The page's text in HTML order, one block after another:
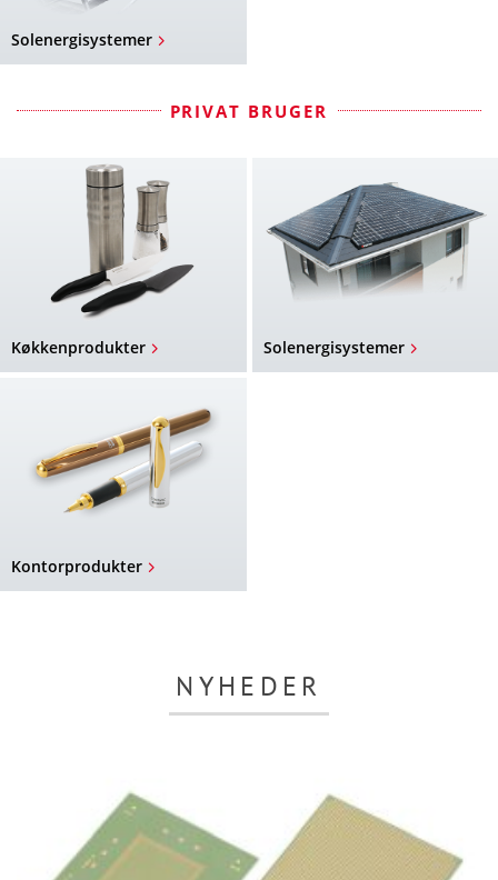
Solenergisystemer
PRIVAT BRUGER
Køkkenprodukter Solenergisystemer
Kontorprodukter
NYHEDER